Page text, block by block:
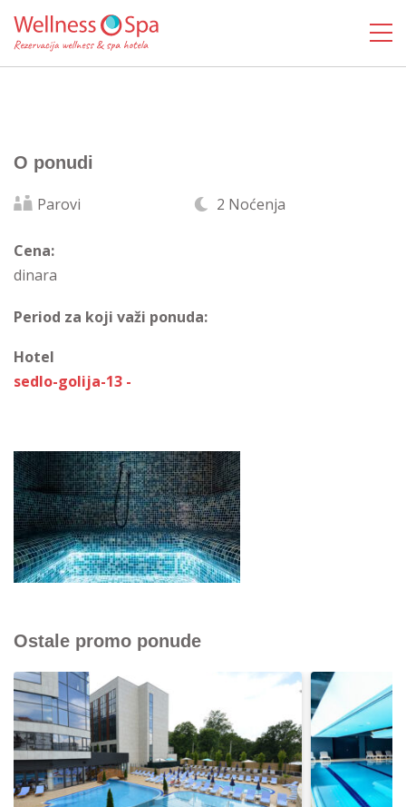
O ponudi
Parovi 2 Noćenja
Cena:
dinara
Period za koji važi ponuda:
Hotel
sedlo-golija-13 -
Ostale promo ponude